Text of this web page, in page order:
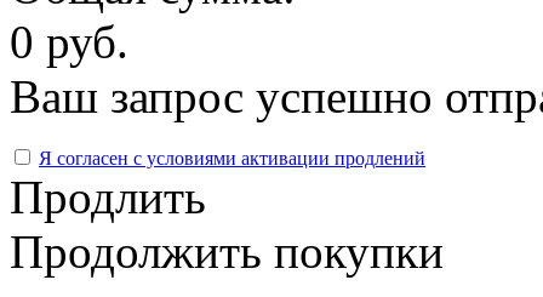
0 руб.
Ваш запрос успешно
Я согласен с условиями активации продлений
Продлить
Продолжить покупки